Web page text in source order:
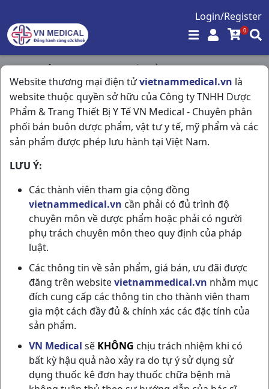
Login/Register
0
Website thương mại điện tửvietnammedical.vn là
website thuộc quyền sở hữu của Công ty TNHH Dược
Phẩm & Trang Thiết Bị Y Tế VN Medical - Chuyên phân
phối bán buôn dược phẩm, vật tư y tế, mỹ phẩm và các
sản phẩm được phép lưu hành tại Việt Nam.
LƯU Ý:
Các thành viên tham gia cộng đồng
vietnammedical.vn cần phải có đủ trình độ
chuyên môn về dược phẩm hoặc phải có người
phụ trách chuyên môn theo quy định của pháp
luật.
Các thông tin về sản phẩm, giá bán, ưu đãi được
đăng trên websitevietnammedical.vn nhằm mục
đích cung cấp các thông tin cho thành viên tham
gia một cách đầy đủ & chính xác các đặc tính của
sản phẩm.
VN Medical sẽ KHÔNG chịu trách nhiệm khi có
bất kỳ hậu quả nào xảy ra do tự ý sử dụng sử
dụng thuốc kê đơn hay thuốc chữa bệnh mà
Trang chủ / Vitamin & Thuốc Bổ /
Calcium Corbiere H30ống5ml Sanofi
CALCIUM CORBIERE H30ỐNG5ML
SANOFI